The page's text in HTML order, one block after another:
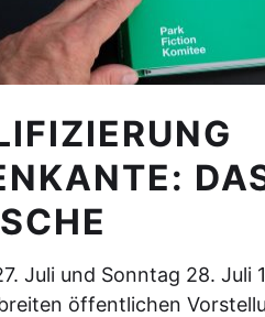
Juli und Sonntag 28. Juli
öffentlichen